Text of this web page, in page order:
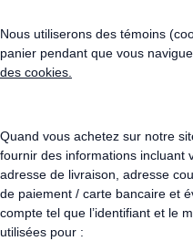
Nous utiliserons des témoins
panier pendant que vous
des cookies.
Quand vous achetez sur notre
fournir des informations incluant
adresse de livraison, adresse
de paiement / carte bancaire et
compte tel que l’identifiant et le
utilisées pour :